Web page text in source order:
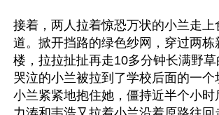
接着，两人拉着惊恐万状的小兰走上
道。掀开挡路的绿色纱网，穿过两栋
楼，拉拉扯扯再走10多分钟长满野
哭泣的小兰被拉到了学校后面的一
小兰紧紧地抱住她，僵持近半个小时